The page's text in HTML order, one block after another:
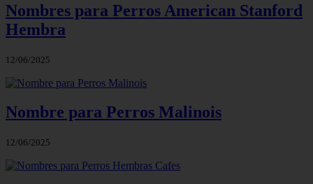
Nombres para Perros American Stanford
Hembra
12/06/2025
Nombre para Perros Malinois
12/06/2025